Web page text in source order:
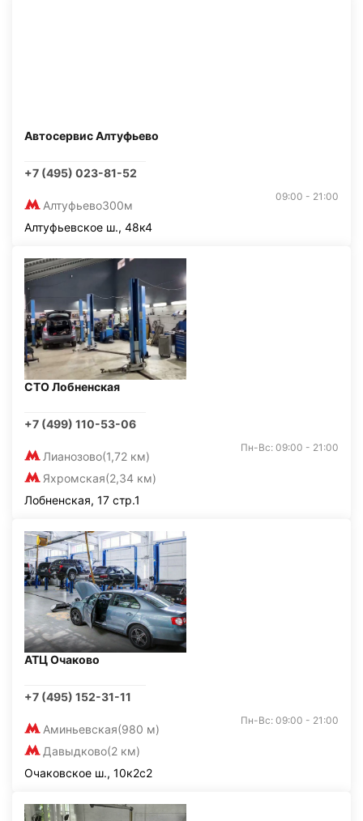
Автосервис Алтуфьево
+7 (495) 023-81-52
Алтуфьево300м
09:00 - 21:00
Алтуфьевское ш., 48к4
СТО Лобненская
+7 (499) 110-53-06
Лианозово(1,72 км)
Яхромская(2,34 км)
Пн-Вс: 09:00 - 21:00
Лобненская, 17 стр.1
АТЦ Очаково
+7 (495) 152-31-11
Аминьевская(980 м)
Давыдково(2 км)
Пн-Вс: 09:00 - 21:00
Очаковское ш., 10к2с2